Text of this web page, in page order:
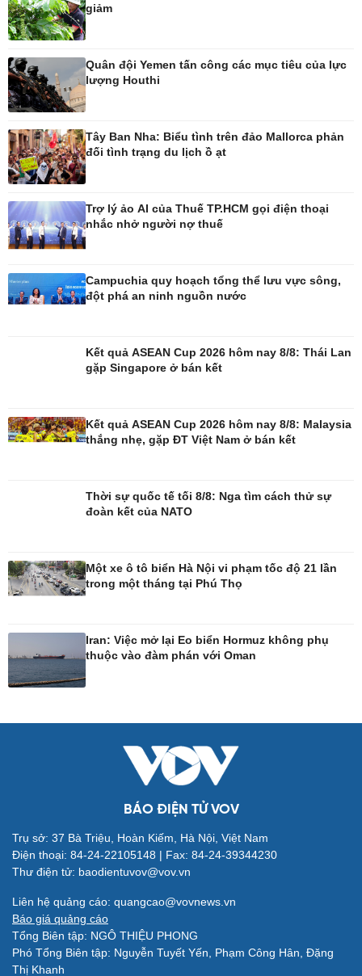
Công nghệ
Sành điệu
Trải nghiệm
Chuyển đổi số
Sức khỏe
Sản phụ khoa
Nhi khoa
Phòng mạch online
Ăn sạch sống khỏe
Văn hóa
Di sản
Du lịch
Săn Tour
giảm
Quân đội Yemen tấn công các mục tiêu của lực
lượng Houthi
Tây Ban Nha: Biểu tình trên đảo Mallorca phản
đối tình trạng du lịch ồ ạt
Trợ lý ảo AI của Thuế TP.HCM gọi điện thoại
nhắc nhở người nợ thuế
Campuchia quy hoạch tổng thể lưu vực sông,
đột phá an ninh nguồn nước
Kết quả ASEAN Cup 2026 hôm nay 8/8: Thái Lan
gặp Singapore ở bán kết
Kết quả ASEAN Cup 2026 hôm nay 8/8: Malaysia
thắng nhẹ, gặp ĐT Việt Nam ở bán kết
Thời sự quốc tế tối 8/8: Nga tìm cách thử sự
đoàn kết của NATO
Một xe ô tô biển Hà Nội vi phạm tốc độ 21 lần
trong một tháng tại Phú Thọ
Iran: Việc mở lại Eo biển Hormuz không phụ
thuộc vào đàm phán với Oman
BÁO ĐIỆN TỬ VOV
Trụ sở: 37 Bà Triệu, Hoàn Kiếm, Hà Nội, Việt Nam
Điện thoại: 84-24-22105148 | Fax: 84-24-39344230
Thư điện tử: baodientuvov@vov.vn
Liên hệ quảng cáo: quangcao@vovnews.vn
Báo giá quảng cáo
Tổng Biên tập: NGÔ THIỆU PHONG
Phó Tổng Biên tập: Nguyễn Tuyết Yến, Phạm Công Hân, Đặng
Thị Khanh